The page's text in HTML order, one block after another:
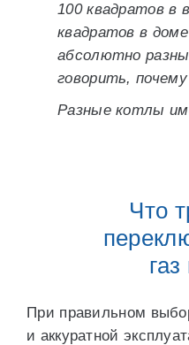
100 квадратов в
квадратов в
абсолютно
говорить, почему
Разные котлы
Что
При правильном
и аккуратной